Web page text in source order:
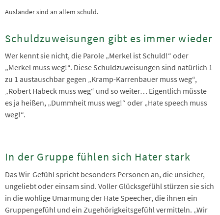
Ausländer sind an allem schuld.
Schuldzuweisungen gibt es immer wieder
Wer kennt sie nicht, die Parole „Merkel ist Schuld!“ oder
„Merkel muss weg!“. Diese Schuldzuweisungen sind natürlich 1
zu 1 austauschbar gegen „Kramp-Karrenbauer muss weg“,
„Robert Habeck muss weg“ und so weiter… Eigentlich müsste
es ja heißen, „Dummheit muss weg!“ oder „Hate speech muss
weg!“.
In der Gruppe fühlen sich Hater stark
Das Wir-Gefühl spricht besonders Personen an, die unsicher,
ungeliebt oder einsam sind. Voller Glücksgefühl stürzen sie sich
in die wohlige Umarmung der Hate Speecher, die ihnen ein
Gruppengefühl und ein Zugehörigkeitsgefühl vermitteln. „Wir